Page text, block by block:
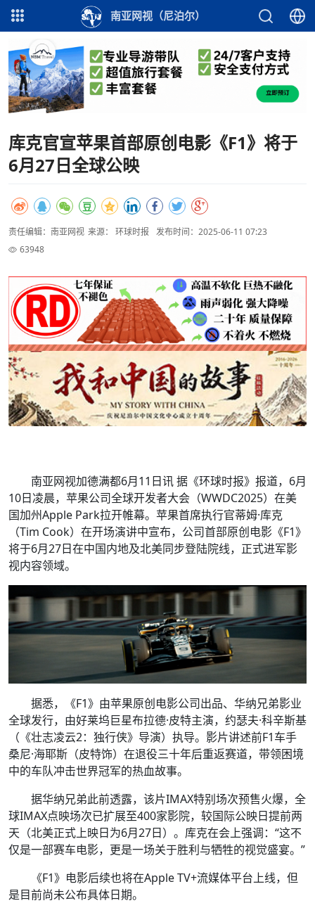
南亚网视（尼泊尔）
库克官宣苹果首部原创电影《F1》将于
6月27日全球公映
责任编辑：南亚网视 来源： 环球时报
发布时间：2025-06-11 07:23
63948
南亚网视加德满都6月11日讯 据《环球时报》报道，6月
10日凌晨，苹果公司全球开发者大会（WWDC2025）在美
国加州Apple Park拉开帷幕。苹果首席执行官蒂姆·库克
（Tim Cook）在开场演讲中宣布，公司首部原创电影《F1》
将于6月27日在中国内地及北美同步登陆院线，正式进军影
视内容领域。
据悉，《F1》由苹果原创电影公司出品、华纳兄弟影业
全球发行，由好莱坞巨星布拉德·皮特主演，约瑟夫·科辛斯基
（《壮志凌云2：独行侠》导演）执导。影片讲述前F1车手
桑尼·海耶斯（皮特饰）在退役三十年后重返赛道，带领困境
中的车队冲击世界冠军的热血故事。
据华纳兄弟此前透露，该片IMAX特别场次预售火爆，全
球IMAX点映场次已扩展至400家影院，较国际公映日提前两
天（北美正式上映日为6月27日）。库克在会上强调：“这不
仅是一部赛车电影，更是一场关于胜利与牺牲的视觉盛宴。”
《F1》电影后续也将在Apple TV+流媒体平台上线，但
是目前尚未公布具体日期。